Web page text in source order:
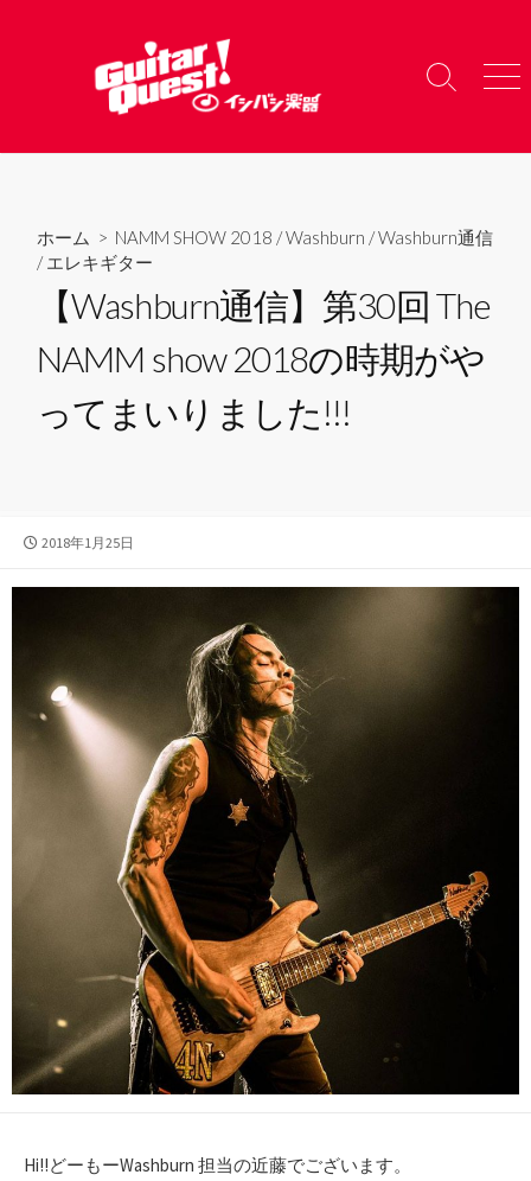
へ
検
り
メ
ー
ホーム > NAMM SHOW 2018 /Washburn /Washburn通信
/エレキギター
【Washburn通信】第30回 The
NAMM show 2018の時期がや
ってまいりました!!!
公
日
2018年1月25日
Hi!!どーもーWashburn 担当の近藤でございます。